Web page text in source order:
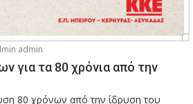
admin
για τα 80 χρόνια από την
80 χρόνων από την ίδρυση του